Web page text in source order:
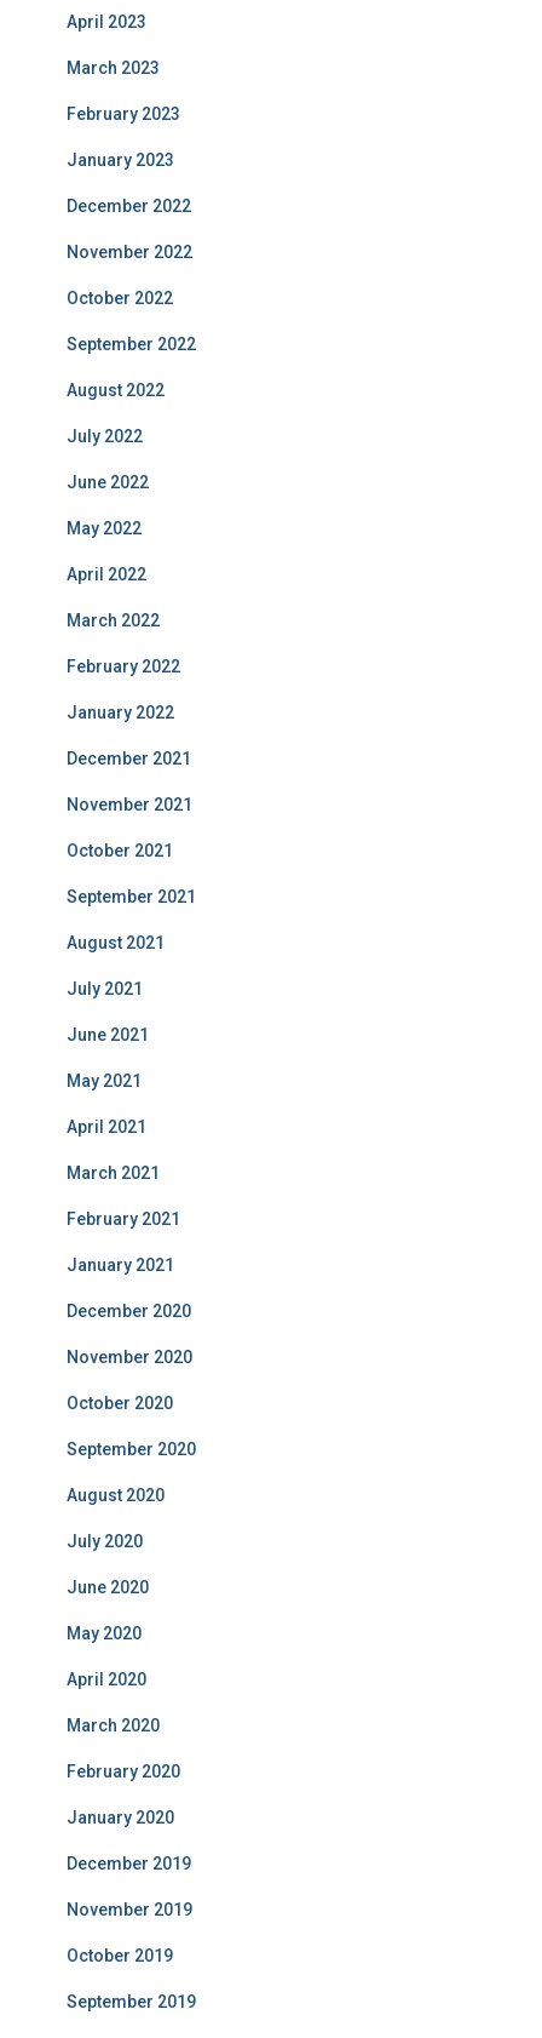
April 2023
March 2023
February 2023
January 2023
December 2022
November 2022
October 2022
September 2022
August 2022
July 2022
June 2022
May 2022
April 2022
March 2022
February 2022
January 2022
December 2021
November 2021
October 2021
September 2021
August 2021
July 2021
June 2021
May 2021
April 2021
March 2021
February 2021
January 2021
December 2020
November 2020
October 2020
September 2020
August 2020
July 2020
June 2020
May 2020
April 2020
March 2020
February 2020
January 2020
December 2019
November 2019
October 2019
September 2019